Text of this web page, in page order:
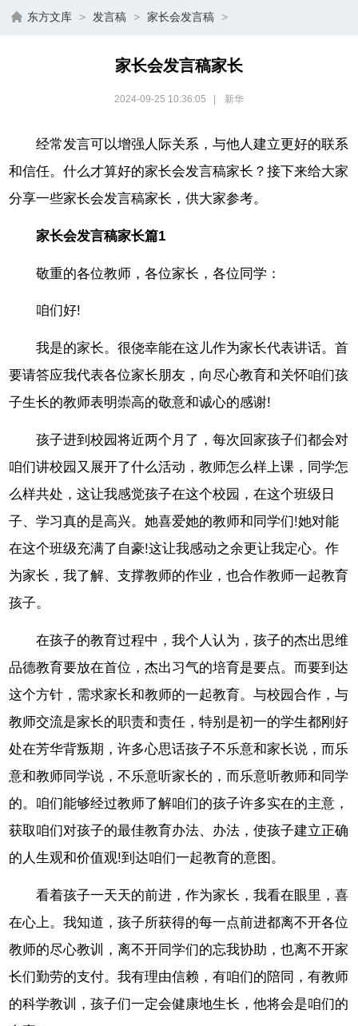
东方文库 > 发言稿 > 家长会发言稿 >
家长会发言稿家长
2024-09-25 10:36:05 新华
经常发言可以增强人际关系，与他人建立更好的联系
和信任。什么才算好的家长会发言稿家长？接下来给大家
分享一些家长会发言稿家长，供大家参考。
家长会发言稿家长篇1
敬重的各位教师，各位家长，各位同学：
咱们好!
我是的家长。很侥幸能在这儿作为家长代表讲话。首
要请答应我代表各位家长朋友，向尽心教育和关怀咱们孩
子生长的教师表明崇高的敬意和诚心的感谢!
孩子进到校园将近两个月了，每次回家孩子们都会对
咱们讲校园又展开了什么活动，教师怎么样上课，同学怎
么样共处，这让我感觉孩子在这个校园，在这个班级日
子、学习真的是高兴。她喜爱她的教师和同学们!她对能
在这个班级充满了自豪!这让我感动之余更让我定心。作
为家长，我了解、支撑教师的作业，也合作教师一起教育
孩子。
在孩子的教育过程中，我个人认为，孩子的杰出思维
品德教育要放在首位，杰出习气的培育是要点。而要到达
这个方针，需求家长和教师的一起教育。与校园合作，与
教师交流是家长的职责和责任，特别是初一的学生都刚好
处在芳华背叛期，许多心思话孩子不乐意和家长说，而乐
意和教师同学说，不乐意听家长的，而乐意听教师和同学
的。咱们能够经过教师了解咱们的孩子许多实在的主意，
获取咱们对孩子的最佳教育办法、办法，使孩子建立正确
的人生观和价值观!到达咱们一起教育的意图。
看着孩子一天天的前进，作为家长，我看在眼里，喜
在心上。我知道，孩子所获得的每一点前进都离不开各位
教师的尽心教训，离不开同学们的忘我协助，也离不开家
长们勤劳的支付。我有理由信赖，有咱们的陪同，有教师
的科学教训，孩子们一定会健康地生长，他将会是咱们的